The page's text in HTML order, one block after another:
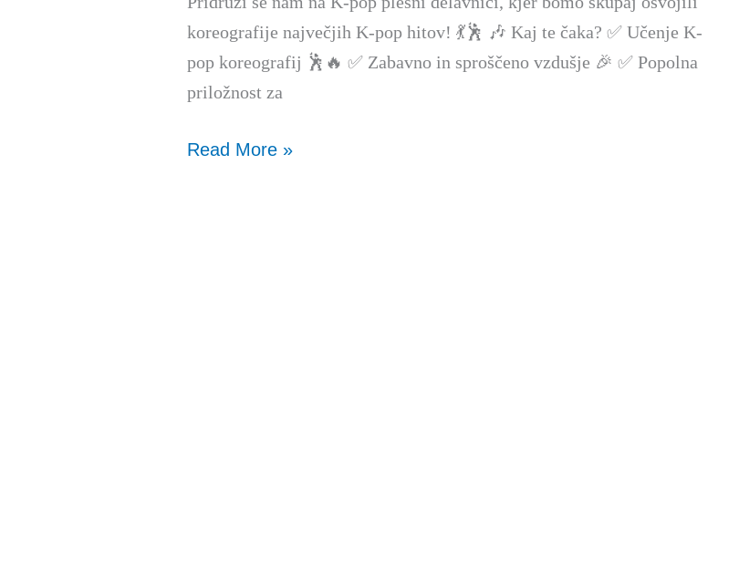
koreografije največjih K-pop hitov! 💃🕺 🎶 Kaj te čaka? ✅ Učenje K-
pop koreografij 🕺🔥 ✅ Zabavno in sproščeno vzdušje 🎉 ✅ Popolna
priložnost za
Read More »